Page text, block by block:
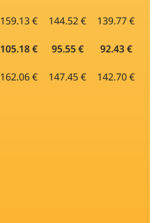
159.13 € 144.52 € 139.77 €
105.18 € 95.55 € 92.43 €
162.06 € 147.45 € 142.70 €